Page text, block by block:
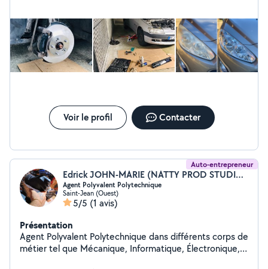
Voir le profil Contacter
Auto-entrepreneur
Edrick JOHN-MARIE (NATTY PROD STUDIO IV)
Agent Polyvalent Polytechnique
Saint-Jean (Ouest)
5/5 (1 avis)
Présentation
Agent Polyvalent Polytechnique dans différents corps de
métier tel que Mécanique, Informatique, Électronique,